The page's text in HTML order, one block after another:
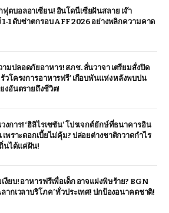
ฟุตบอลอาเซียน! อินโดนีเซียฝันสลาย เจ๊า
1-1 ดับซ่าตกรอบ AFF 2026 อย่างพลิกความคาด
มปลอดภัยอาหาร! สภช. ลั่นวาจา เตรียมสั่งปิด
รัวโครงการอาหารฟรี’ เกือบพันแห่ง หลังพบปน
ยงอันตรายถึงชีวิต!
งการ! ‘ฮิลิไรเซชัน’ โปรเจกต์ยักษ์ที่ธนาคารอิน
เพราะดอกเบี้ยไม่คุ้ม? ปล่อยต่างชาติกวาดกำไร
นได้แค่ฝัน!
งียบ! อาหารฟรีเพื่อเด็ก อาจแฝงพิษร้าย? BGN
ลากเวลาบริโภค’ ทั่วประเทศ! ปกป้องอนาคตชาติ!